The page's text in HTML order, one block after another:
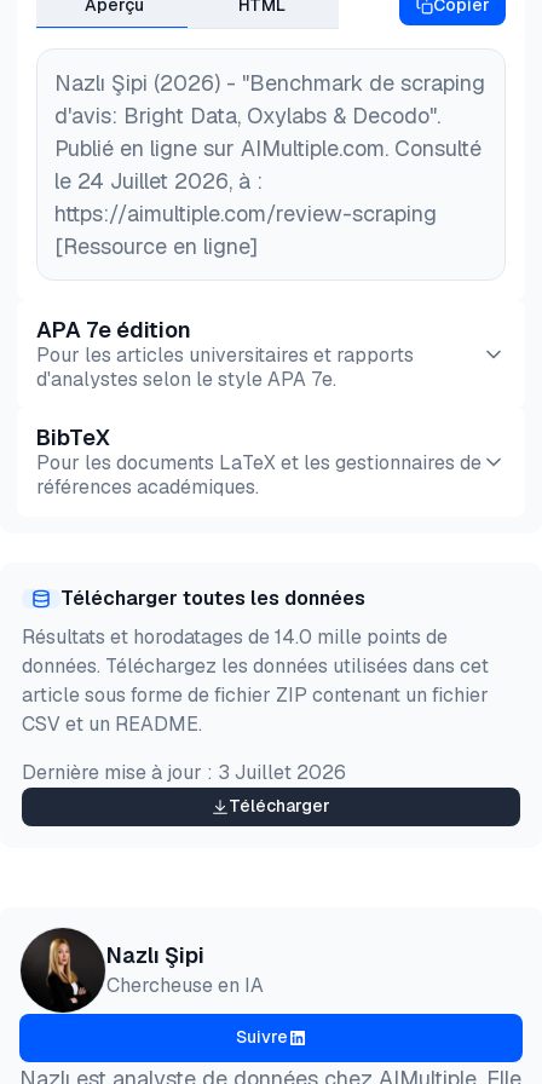
Aperçu HTML Copier
Nazlı Şipi (2026) - "Benchmark de scraping
d'avis: Bright Data, Oxylabs & Decodo".
Publié en ligne sur AIMultiple.com. Consulté
le 24 Juillet 2026, à :
https://aimultiple.com/review-scraping
[Ressource en ligne]
APA 7e édition
Pour les articles universitaires et rapports
d'analystes selon le style APA 7e.
Aperçu HTML Copier
BibTeX
Pour les documents LaTeX et les gestionnaires de
références académiques.
@misc{sipi2026,
  author = {Şipi, Nazlı},
title  = {{Benchmark de scraping d'avis: Bright
  year   = {2026},
  month  = jul,
note   = {AIMultiple. Consulté le 24 Juillet
}
Télécharger toutes les données
Résultats et horodatages de 14.0 mille points de
données. Téléchargez les données utilisées dans cet
article sous forme de fichier ZIP contenant un fichier
CSV et un README.
Dernière mise à jour : 3 Juillet 2026
Télécharger
Nazlı Şipi
Chercheuse en IA
Suivre
Nazlı est analyste de données chez AIMultiple. Elle